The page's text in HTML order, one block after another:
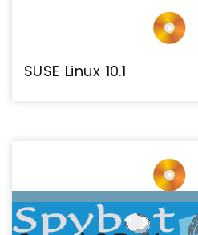
SUSE Linux 10.1